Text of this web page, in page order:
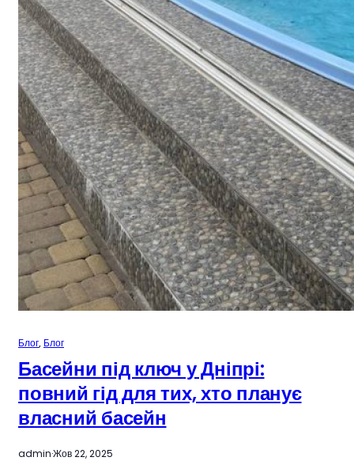
Блог, Блог
Басейни під ключ у Дніпрі:
повний гід для тих, хто планує
власний басейн
admin·Жов 22, 2025